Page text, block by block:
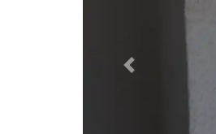
Previous